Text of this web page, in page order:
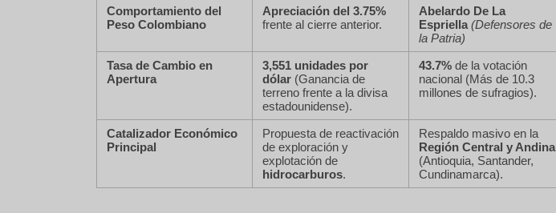
Comportamiento del
Peso Colombiano
Apreciación del 3.75%
frente al cierre anterior.
Abelardo De La
Espriella (Defensores de
la Patria)
Tasa de Cambio en
Apertura
3,551 unidades por
dólar(Ganancia de
terreno frente a la divisa
estadounidense).
43.7%de la votación
nacional (Más de 10.3
millones de sufragios).
Catalizador Económico
Principal
Propuesta de reactivación
de exploración y
explotación de
hidrocarburos.
Respaldo masivo en la
Región Central y Andina
(Antioquia, Santander,
Cundinamarca).